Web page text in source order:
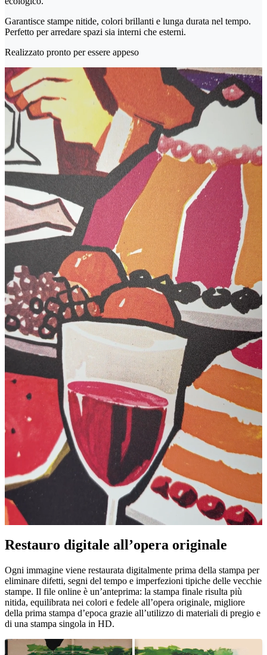
Garantisce stampe nitide, colori brillanti e lunga durata nel tempo.
Perfetto per arredare spazi sia interni che esterni.
Realizzato pronto per essere appeso
Restauro digitale all’opera originale
Ogni immagine viene restaurata digitalmente prima della stampa per
eliminare difetti, segni del tempo e imperfezioni tipiche delle vecchie
stampe. Il file online è un’anteprima: la stampa finale risulta più
nitida, equilibrata nei colori e fedele all’opera originale, migliore
della prima stampa d’epoca grazie all’utilizzo di materiali di pregio e
di una stampa singola in HD.